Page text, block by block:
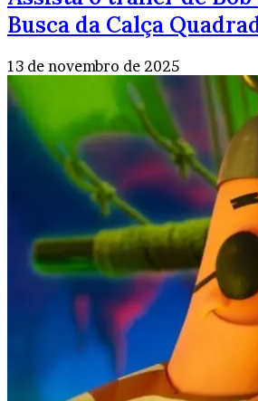
Busca da Calça
13 de novembro de 2025